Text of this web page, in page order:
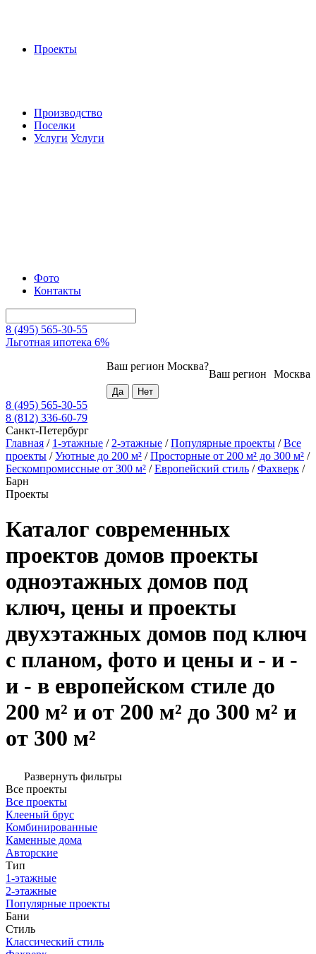
Проекты
Производство
Поселки
Услуги Услуги
Фото
Контакты
8 (495) 565-30-55
Льготная ипотека 6%
Москва
Ваш регион
Ваш регион Москва?
8 (495) 565-30-55
8 (812) 336-60-79
Санкт-Петербург
Главная / 1-этажные / 2-этажные /Популярные проекты /Все
проекты /Уютные до 200 м² /Просторные от 200 м² до 300 м² /
Бескомпромиссные от 300 м² /Европейский стиль /Фахверк /
Барн
Проекты
Каталог современных
проектов домов проекты
одноэтажных домов под
ключ, цены и проекты
двухэтажных домов под ключ
с планом, фото и цены и - и -
и - в европейском стиле до
200 м² и от 200 м² до 300 м² и
от 300 м²
Развернуть фильтры
Все проекты
Все проекты
Клееный брус
Комбинированные
Каменные дома
Авторские
Тип
1-этажные
2-этажные
Популярные проекты
Бани
Стиль
Классический стиль